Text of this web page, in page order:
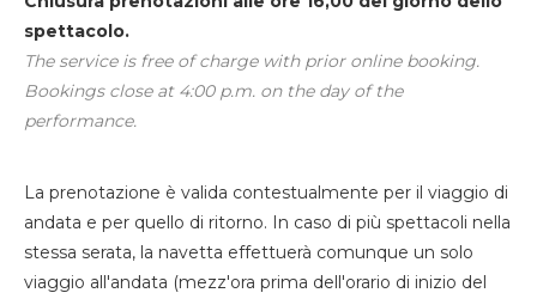
spettacolo.
The service is free of charge with prior online booking.
Bookings close at 4:00 p.m. on the day of the
performance.
La prenotazione è valida contestualmente per il viaggio di
andata e per quello di ritorno. In caso di più spettacoli nella
stessa serata, la navetta effettuerà comunque un solo
viaggio all'andata (mezz'ora prima dell'orario di inizio del